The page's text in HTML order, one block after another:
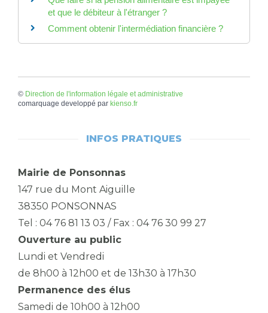
et que le débiteur à l'étranger ?
Comment obtenir l'intermédiation financière ?
© Direction de l'information légale et administrative
comarquage developpé par kienso.fr
INFOS PRATIQUES
Mairie de Ponsonnas
147 rue du Mont Aiguille
38350 PONSONNAS
Tel : 04 76 81 13 03 / Fax : 04 76 30 99 27
Ouverture au public
Lundi et Vendredi
de 8h00 à 12h00 et de 13h30 à 17h30
Permanence des élus
Samedi de 10h00 à 12h00